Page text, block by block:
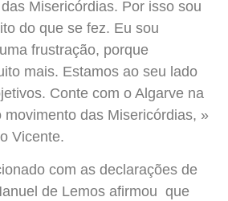
Misericórdias. Por isso sou
do que se fez. Eu sou
frustração, porque
mais. Estamos ao seu lado
Conte com o Algarve na
movimento das Misericórdias, »
Vicente.
com as declarações de
de Lemos afirmou que